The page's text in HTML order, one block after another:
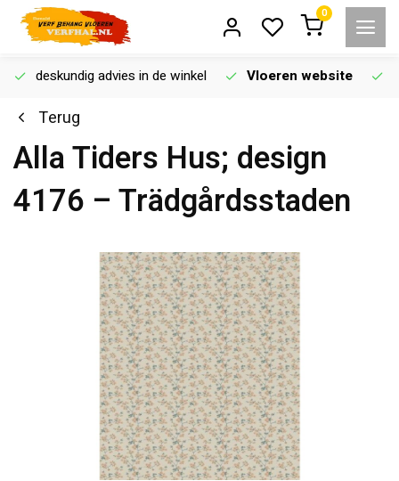
0
deskundig advies in de winkel Vloeren website
Terug
Alla Tiders Hus; design
4176 – Trädgårdsstaden